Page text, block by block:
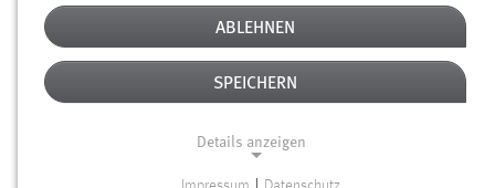
Erstellungsdatum
Alter
ABLEHNEN
SPEICHERN
Details anzeigen